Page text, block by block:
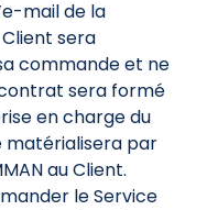
mail de la
sera
commande et ne
sera formé
en charge du
matérialisera par
au Client.
le Service